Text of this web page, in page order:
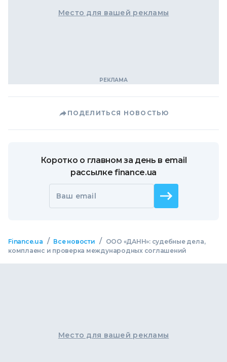
Место для вашей рекламы
ПОДЕЛИТЬСЯ НОВОСТЬЮ
Коротко о главном за день в email
рассылке finance.ua
Ваш email
Finance.ua / Все новости /
ООО «ДАНН»: судебные дела,
комплаенс и проверка международных соглашений
Место для вашей рекламы